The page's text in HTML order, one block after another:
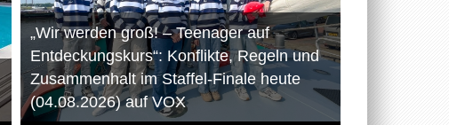
„Wir werden groß! – Teenager auf
Entdeckungskurs“: Konflikte, Regeln und
Zusammenhalt im Staffel-Finale heute
(04.08.2026) auf VOX